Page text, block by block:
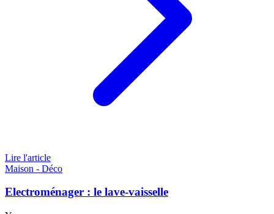
Lire l'article
Maison - Déco
Electroménager : le lave-vaisselle